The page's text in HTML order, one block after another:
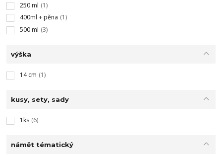
250 ml (1)
400ml + pěna (1)
500 ml (3)
výška
14 cm (1)
kusy, sety, sady
1ks (6)
námět tématický